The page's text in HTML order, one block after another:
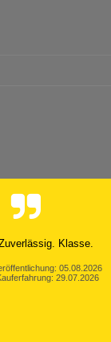
Klasse.
05.08.2026
29.07.2026